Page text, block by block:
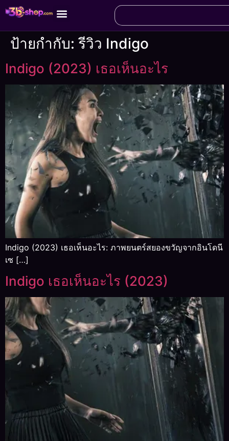
ป้ายกำกับ:รีวิว Indigo
Indigo (2023) เธอเห็นอะไร
Indigo (2023) เธอเห็นอะไร: ภาพยนตร์สยองขวัญจากอินโดนี
เซ […]
Indigo เธอเห็นอะไร (2023)